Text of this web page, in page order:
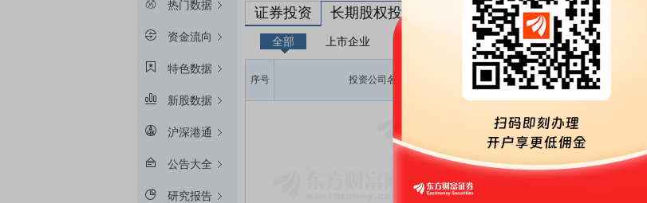
热门数据
资金流向
特色数据
新股数据
沪深港通
公告大全
研究报告
证券投资 长期股权投资
全部 上市企业
序号 投资公司名称
初始投资
金额(元)
持股数量
(股)
期初余额
(元)
暂无数据